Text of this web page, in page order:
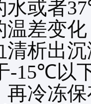
水或者
温差变
清析出
-15℃以
再冷冻